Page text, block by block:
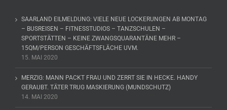
SAARLAND EILMELDUNG: VIELE NEUE LOCKERUNGEN AB MONTAG
– BUSREISEN – FITNESSTUDIOS – TANZSCHULEN –
SPORTSTÄTTEN – KEINE ZWANGSQUARANTÄNE MEHR –
15QM/PERSON GESCHÄFTSFLÄCHE UVM.
15. MAI 2020
MERZIG: MANN PACKT FRAU UND ZERRT SIE IN HECKE. HANDY
GERAUBT. TÄTER TRUG MASKIERUNG (MUNDSCHUTZ)
14. MAI 2020